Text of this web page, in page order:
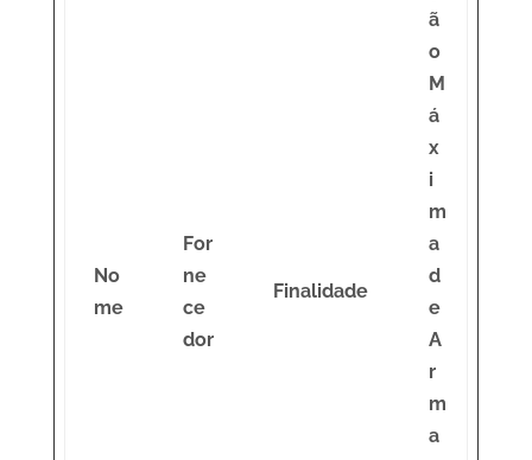
No
me
For
ne
ce
dor
Finalidade
ã
o
M
á
x
i
m
a
d
e
A
r
m
a